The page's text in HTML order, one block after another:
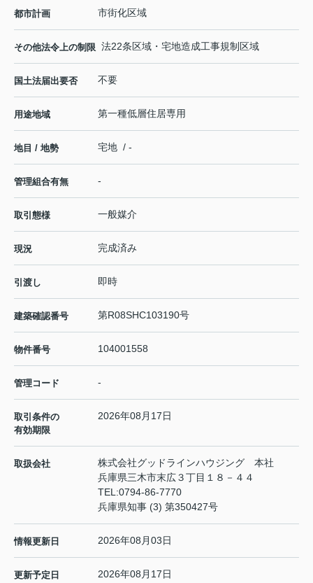
都市計画 市街化区域
その他法令上の制限 法22条区域・宅地造成工事規制区域
国土法届出要否 不要
用途地域 第一種低層住居専用
地目 / 地勢 宅地 / -
管理組合有無 -
取引態様 一般媒介
現況 完成済み
引渡し 即時
建築確認番号 第R08SHC103190号
物件番号 104001558
管理コード -
取引条件の
有効期限
2026年08月17日
取扱会社
株式会社グッドラインハウジング 本社
兵庫県三木市末広３丁目１８－４４
TEL:0794-86-7770
兵庫県知事 (3) 第350427号
情報更新日 2026年08月03日
更新予定日 2026年08月17日